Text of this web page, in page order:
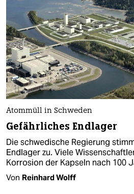
Atommüll in Schweden
Gefährliches Endlager
Die schwedische Regierung
Endlager zu. Viele
Korrosion der Kapseln nach 100
Von Reinhard Wolff